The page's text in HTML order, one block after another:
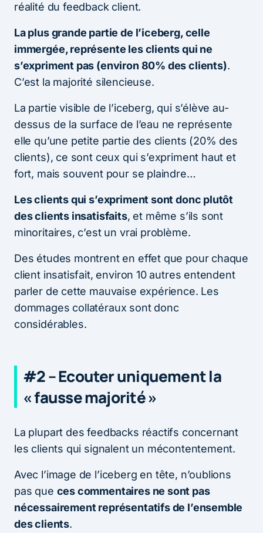
réalité du feedback client.
La plus grande partie de l’iceberg, celle
immergée, représente les clients qui ne
s’expriment pas (environ 80% des clients).
C’est la majorité silencieuse.
La partie visible de l’iceberg, qui s’élève au-
dessus de la surface de l’eau ne représente
elle qu’une petite partie des clients (20% des
clients), ce sont ceux qui s’expriment haut et
fort, mais souvent pour se plaindre…
Les clients qui s’expriment sont donc plutôt
des clients insatisfaits, et même s’ils sont
minoritaires, c’est un vrai problème.
Des études montrent en effet que pour chaque
client insatisfait, environ 10 autres entendent
parler de cette mauvaise expérience. Les
dommages collatéraux sont donc
considérables.
#2 – Ecouter uniquement la
« fausse majorité »
La plupart des feedbacks réactifs concernant
les clients qui signalent un mécontentement.
Avec l’image de l’iceberg en tête, n’oublions
pas que ces commentaires ne sont pas
nécessairement représentatifs de l’ensemble
des clients.